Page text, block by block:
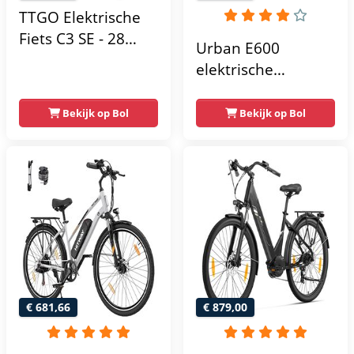
Stadsfiets - Lila
TTGO Elektrische
Fiets C3 SE - 28
Accu tot 120 km
Bereik - Shimano 7
Frame - Zwart
Bekijk op Bol
Urban E600
elektrische
versnellingen - 28
inch - 13Ah
Bekijk op Bol
€ 681,66 € 879,00